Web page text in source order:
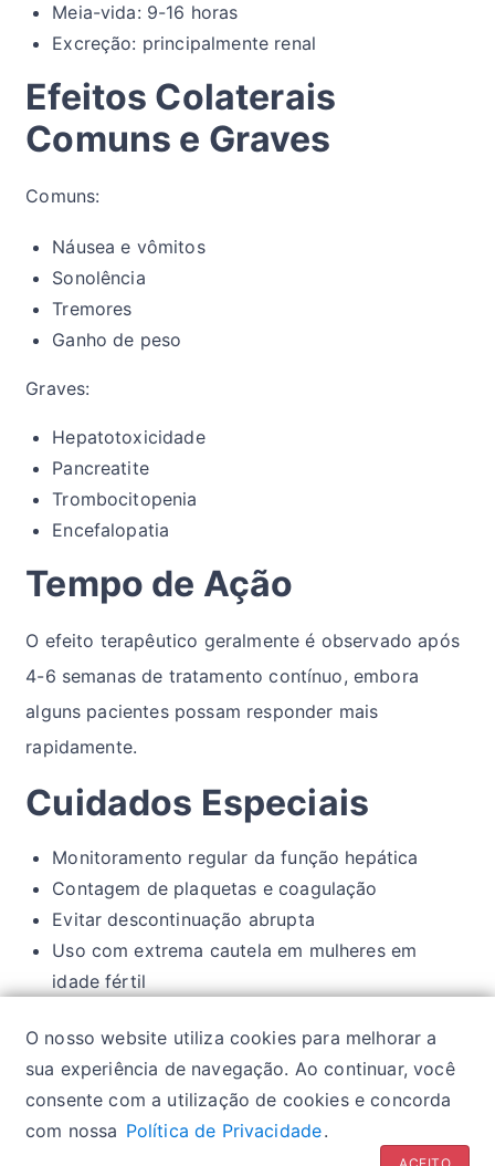
Meia-vida: 9-16 horas
Excreção: principalmente renal
Efeitos Colaterais
Comuns e Graves
Comuns:
Náusea e vômitos
Sonolência
Tremores
Ganho de peso
Graves:
Hepatotoxicidade
Pancreatite
Trombocitopenia
Encefalopatia
Tempo de Ação
O efeito terapêutico geralmente é observado após
4-6 semanas de tratamento contínuo, embora
alguns pacientes possam responder mais
rapidamente.
Cuidados Especiais
Monitoramento regular da função hepática
Contagem de plaquetas e coagulação
Evitar descontinuação abrupta
Uso com extrema cautela em mulheres em
idade fértil
periodicamente
Sintomas|
O nosso website utiliza cookies para melhorar a
sua experiência de navegação. Ao continuar, você
consente com a utilização de cookies e concorda
com nossa Política de Privacidade.